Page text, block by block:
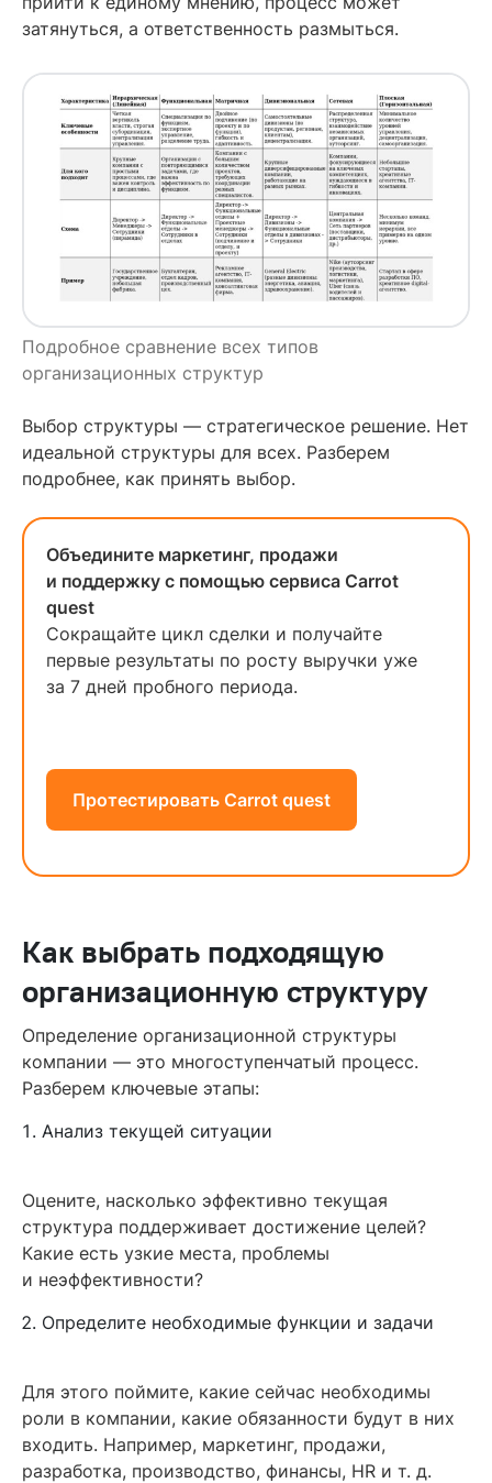
затянуться, а ответственность размыться.
Подробное сравнение всех типов
организационных структур
Выбор структуры — стратегическое решение. Нет
идеальной структуры для всех. Разберем
подробнее, как принять выбор.
Объедините маркетинг, продажи
и поддержку с помощью сервиса Carrot
quest
Сокращайте цикл сделки и получайте
первые результаты по росту выручки уже
за 7 дней пробного периода.
Протестировать Carrot quest
Как выбрать подходящую
организационную структуру
Определение организационной структуры
компании — это многоступенчатый процесс.
Разберем ключевые этапы:
Анализ текущей ситуации
Оцените, насколько эффективно текущая
структура поддерживает достижение целей?
Какие есть узкие места, проблемы
и неэффективности?
Определите необходимые функции и задачи
Для этого поймите, какие сейчас необходимы
роли в компании, какие обязанности будут в них
входить. Например, маркетинг, продажи,
разработка, производство, финансы, HR и т. д.